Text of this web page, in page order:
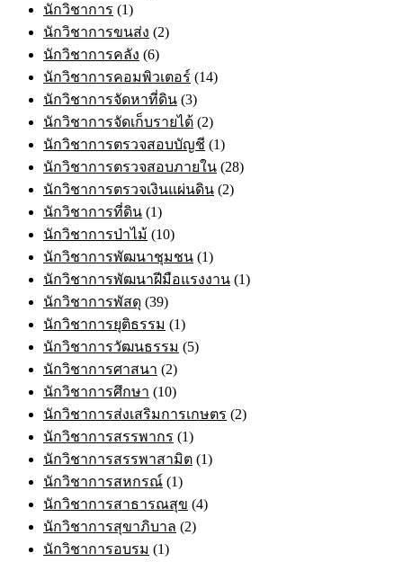
นักวิชาการ (1)
นักวิชาการขนส่ง (2)
นักวิชาการคลัง (6)
นักวิชาการคอมพิวเตอร์ (14)
นักวิชาการจัดหาที่ดิน (3)
นักวิชาการจัดเก็บรายได้ (2)
นักวิชาการตรวจสอบบัญชี (1)
นักวิชาการตรวจสอบภายใน (28)
นักวิชาการตรวจเงินแผ่นดิน (2)
นักวิชาการที่ดิน (1)
นักวิชาการป่าไม้ (10)
นักวิชาการพัฒนาชุมชน (1)
นักวิชาการพัฒนาฝีมือแรงงาน (1)
นักวิชาการพัสดุ (39)
นักวิชาการยุติธรรม (1)
นักวิชาการวัฒนธรรม (5)
นักวิชาการศาสนา (2)
นักวิชาการศึกษา (10)
นักวิชาการส่งเสริมการเกษตร (2)
นักวิชาการสรรพากร (1)
นักวิชาการสรรพาสามิต (1)
นักวิชาการสหกรณ์ (1)
นักวิชาการสาธารณสุข (4)
นักวิชาการสุขาภิบาล (2)
นักวิชาการอบรม (1)